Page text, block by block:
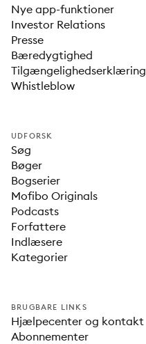
Nye app-funktioner
Investor Relations
Presse
Bæredygtighed
Tilgængelighedserklæring
Whistleblow
UDFORSK
Søg
Bøger
Bogserier
Mofibo Originals
Podcasts
Forfattere
Indlæsere
Kategorier
BRUGBARE LINKS
Hjælpecenter og kontakt
Abonnementer